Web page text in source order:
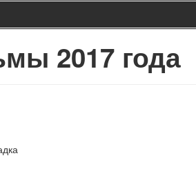
2017 года